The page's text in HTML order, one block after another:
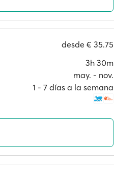
desde € 35.75
3h 30m
may. ‐ nov.
1 ‐ 7 días a la semana